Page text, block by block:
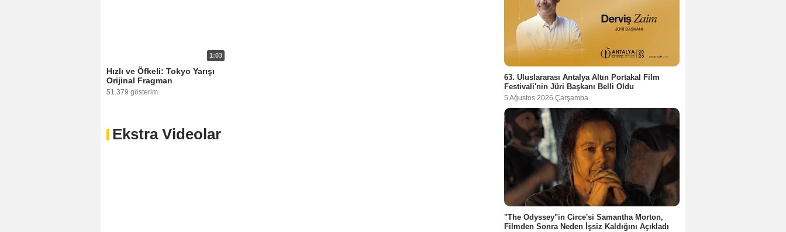
1:03
Hızlı ve Öfkeli: Tokyo Yarışı
Orijinal Fragman
51.379 gösterim
Ekstra Videolar
63. Uluslararası Antalya Altın Portakal Film
Festivali'nin Jüri Başkanı Belli Oldu
5 Ağustos 2026 Çarşamba
"The Odyssey"in Circe'si Samantha Morton,
Filmden Sonra Neden İşsiz Kaldığını Açıkladı